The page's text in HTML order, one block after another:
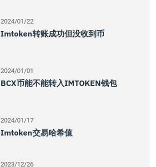
2024/01/22
Imtoken转账成功但没收到币
2024/01/01
BCX币能不能转入IMTOKEN钱包
2024/01/17
Imtoken交易哈希值
2023/12/26